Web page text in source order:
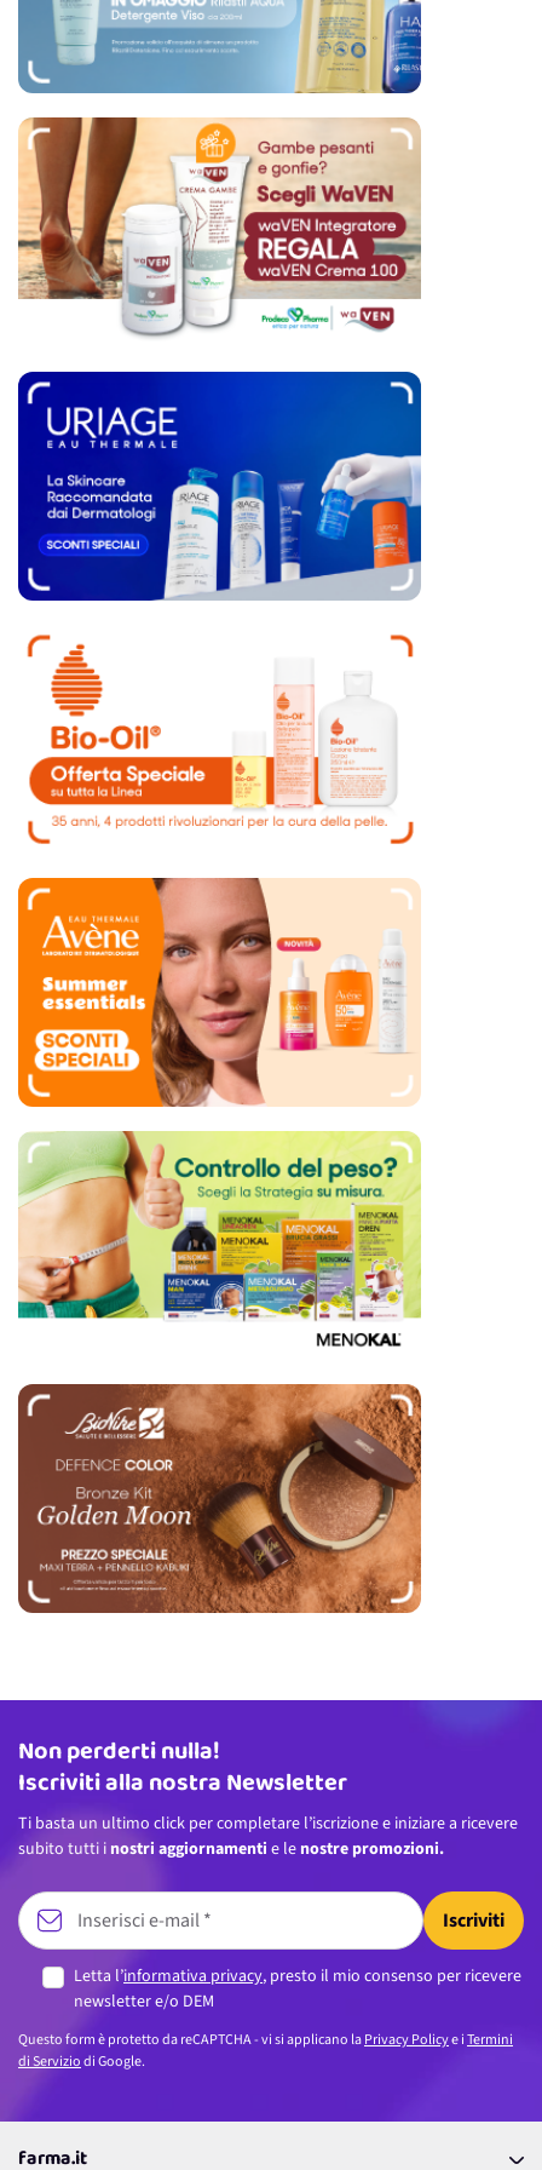
Indirizzo email
Non perderti nulla!
Iscriviti alla nostra Newsletter
Ti basta un ultimo click per completare l’iscrizione e iniziare a ricevere
subito tutti i nostri aggiornamenti e le nostre promozioni.
Iscriviti
Letta l’informativa privacy, presto il mio consenso per ricevere
newsletter e/o DEM
Questo form è protetto da reCAPTCHA - vi si applicano laPrivacy Policye iTermini
di Serviziodi Google.
farma.it